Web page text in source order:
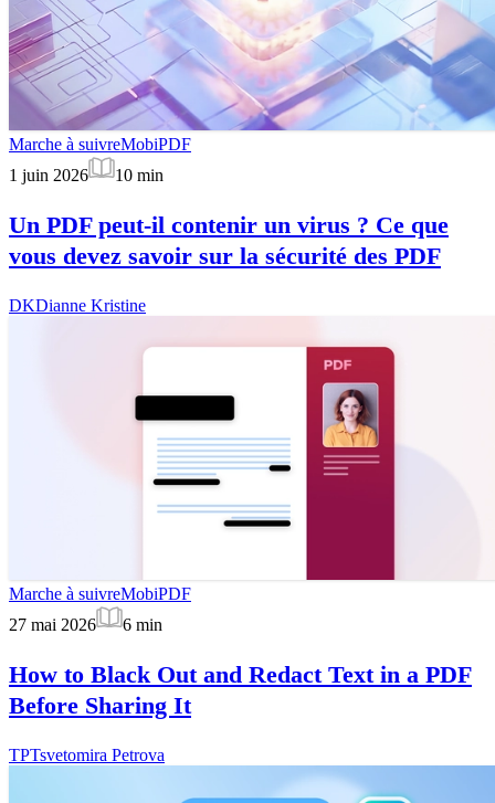
Marche à suivreMobiPDF
1 juin 2026
10 min
Un PDF peut-il contenir un virus ? Ce que
vous devez savoir sur la sécurité des PDF
DKDianne Kristine
Marche à suivreMobiPDF
27 mai 2026
6 min
How to Black Out and Redact Text in a PDF
Before Sharing It
TPTsvetomira Petrova